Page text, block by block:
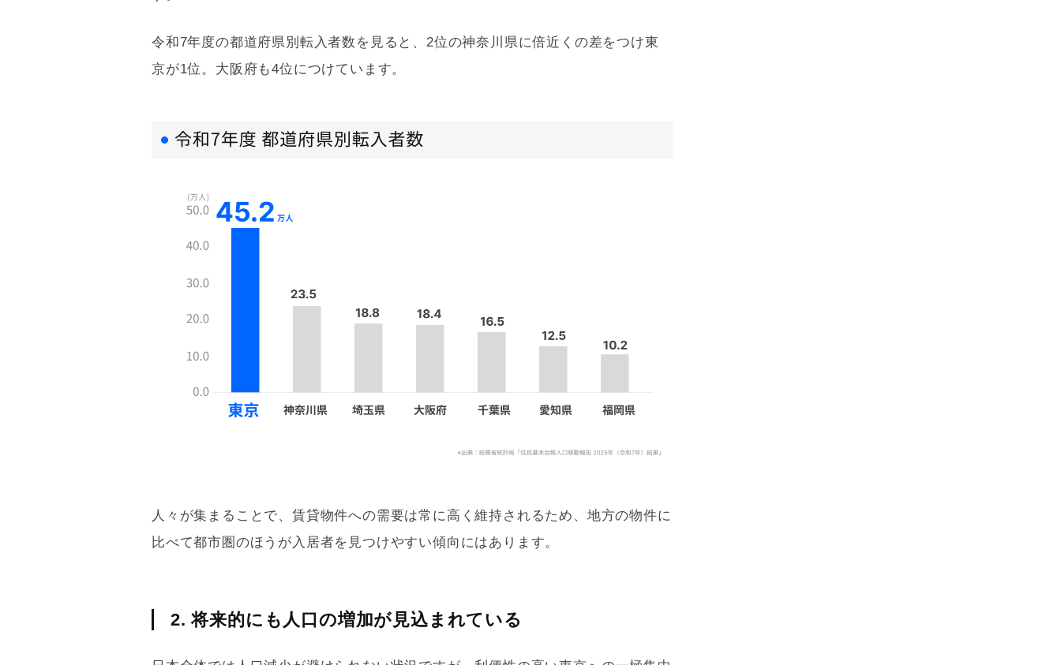
令和7年度の都道府県別転入者数を見ると、2位の神奈川県に倍近くの差をつけ東
京が1位。大阪府も4位につけています。
人々が集まることで、賃貸物件への需要は常に高く維持されるため、地方の物件に
比べて都市圏のほうが入居者を見つけやすい傾向にはあります。
2. 将来的にも人口の増加が見込まれている